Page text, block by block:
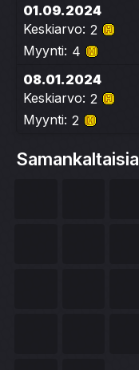
01.09.2024
Keskiarvo: 2
Myynti: 4
08.01.2024
Keskiarvo: 2
Myynti: 2
Samankaltaisia